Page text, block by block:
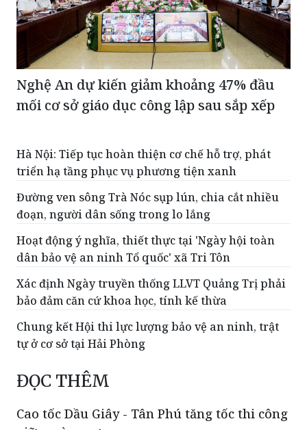
Nghệ An dự kiến giảm khoảng 47% đầu
mối cơ sở giáo dục công lập sau sắp xếp
Hà Nội: Tiếp tục hoàn thiện cơ chế hỗ trợ, phát
triển hạ tầng phục vụ phương tiện xanh
Đường ven sông Trà Nóc sụp lún, chia cắt nhiều
đoạn, người dân sống trong lo lắng
Hoạt động ý nghĩa, thiết thực tại 'Ngày hội toàn
dân bảo vệ an ninh Tổ quốc' xã Tri Tôn
Xác định Ngày truyền thống LLVT Quảng Trị phải
bảo đảm căn cứ khoa học, tính kế thừa
Chung kết Hội thi lực lượng bảo vệ an ninh, trật
tự ở cơ sở tại Hải Phòng
ĐỌC THÊM
Cao tốc Dầu Giây - Tân Phú tăng tốc thi công